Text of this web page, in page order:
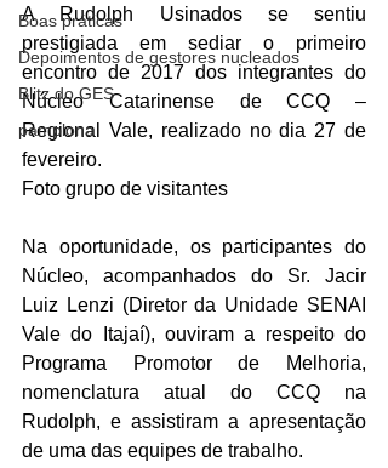
Boas práticas
Depoimentos de gestores nucleados
Blitz do GES
pamplona
A Rudolph Usinados se sentiu
prestigiada em sediar o primeiro
encontro de 2017 dos integrantes do
Núcleo Catarinense de CCQ –
Regional Vale, realizado no dia 27 de
fevereiro.
Foto grupo de visitantes
Na oportunidade, os participantes do
Núcleo, acompanhados do Sr. Jacir
Luiz Lenzi (Diretor da Unidade SENAI
Vale do Itajaí), ouviram a respeito do
Programa Promotor de Melhoria,
nomenclatura atual do CCQ na
Rudolph, e assistiram a apresentação
de uma das equipes de trabalho.